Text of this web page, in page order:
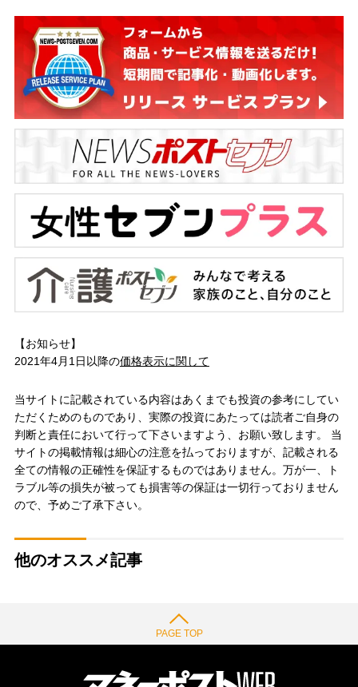
【お知らせ】
2021年4月1日以降の価格表示に関して
当サイトに記載されている内容はあくまでも投資の参考にしてい
ただくためのものであり、実際の投資にあたっては読者ご自身の
判断と責任において行って下さいますよう、お願い致します。 当
サイトの掲載情報は細心の注意を払っておりますが、記載される
全ての情報の正確性を保証するものではありません。万が一、ト
ラブル等の損失が被っても損害等の保証は一切行っておりません
ので、予めご了承下さい。
他のオススメ記事
PAGE TOP